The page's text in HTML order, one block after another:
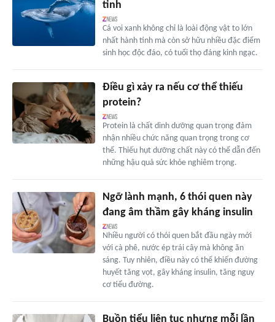
tinh
Cá voi xanh không chỉ là loài động vật to lớn
nhất hành tinh mà còn sở hữu nhiều đặc điểm
sinh học độc đáo, có tuổi thọ đáng kinh ngạc.
Điều gì xảy ra nếu cơ thể thiếu
protein?
Protein là chất dinh dưỡng quan trọng đảm
nhận nhiều chức năng quan trọng trong cơ
thể. Thiếu hụt dưỡng chất này có thể dẫn đến
những hậu quả sức khỏe nghiêm trọng.
Ngỡ lành mạnh, 6 thói quen này
đang âm thầm gây kháng insulin
Nhiều người có thói quen bắt đầu ngày mới
với cà phê, nước ép trái cây mà không ăn
sáng. Tuy nhiên, điều này có thể khiến đường
huyết tăng vọt, gây kháng insulin, tăng nguy
cơ tiểu đường.
Buồn tiểu liên tục nhưng mỗi lần